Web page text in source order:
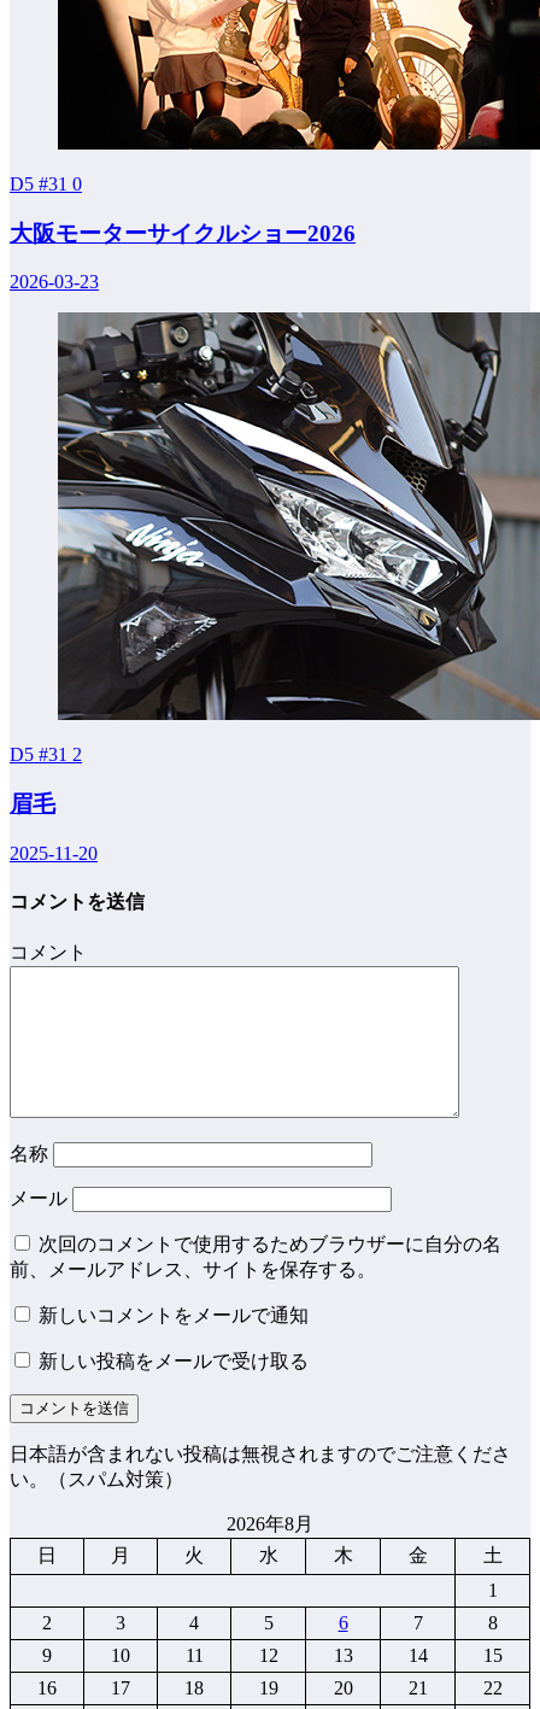
D5 #31 0
大阪モーターサイクルショー2026
2026-03-23
D5 #31 2
眉毛
2025-11-20
コメントを送信
コメント
名称
メール
次回のコメントで使用するためブラウザーに自分の名
前、メールアドレス、サイトを保存する。
新しいコメントをメールで通知
新しい投稿をメールで受け取る
日本語が含まれない投稿は無視されますのでご注意くださ
い。（スパム対策）
2026年8月
日
月 火 水 木 金
土
1
2
3 4 5 6 7
8
9
10 11 12 13 14
15
16
17 18 19 20 21
22